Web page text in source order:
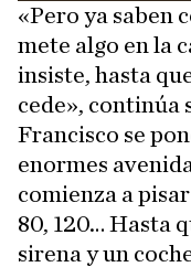
«Pero ya saben
mete algo en la
insiste, hasta
cede», continúa
Francisco se
enormes
comienza a
80, 120… Hasta
sirena y un